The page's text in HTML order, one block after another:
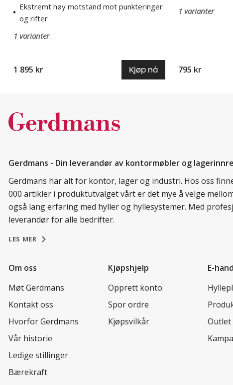
Ekstremt høy motstand mot punkteringer
og rifter
1 varianter
1 895 kr Kjøp nå
1 varianter
795 kr
Gerdmans - Din leverandør av kontormøbler og
Gerdmans har alt for kontor, lager og industri. Hos oss
000 artikler i produktutvalget vårt er det mye å velge
også lang erfaring med hyller og hyllesystemer. Med
leverandør for alle bedrifter.
LES MER
Om oss
Møt Gerdmans
Kontakt oss
Hvorfor Gerdmans
Vår historie
Ledige stillinger
Bærekraft
Kjøpshjelp
Opprett konto
Spor ordre
Kjøpsvilkår
E-
Outlet